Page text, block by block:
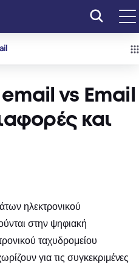
vs Email
και
ηλεκτρονικού
στην ψηφιακή
ταχυδρομείου
για τις συγκεκριμένες